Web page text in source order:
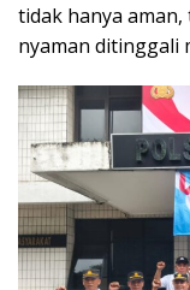
tidak hanya
nyaman ditinggali